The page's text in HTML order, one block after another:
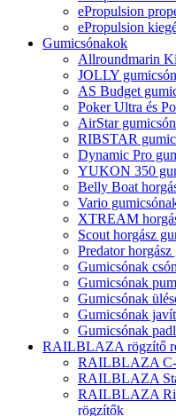
ePropulsion
ePropulsion
Gumicsónakok
Allroundmarin
JOLLY
AS Budget
Poker Ultra és
AirStar
RIBSTAR
Dynamic Pro
YUKON 350
Belly Boat
Vario
XTREAM
Scout horgász
Predator
Gumicsónak
Gumicsónak
Gumicsónak
Gumicsónak
Gumicsónak
RAILBLAZA rögzítő
RAILBLAZA C-
RAILBLAZA
RAILBLAZA
rögzítők